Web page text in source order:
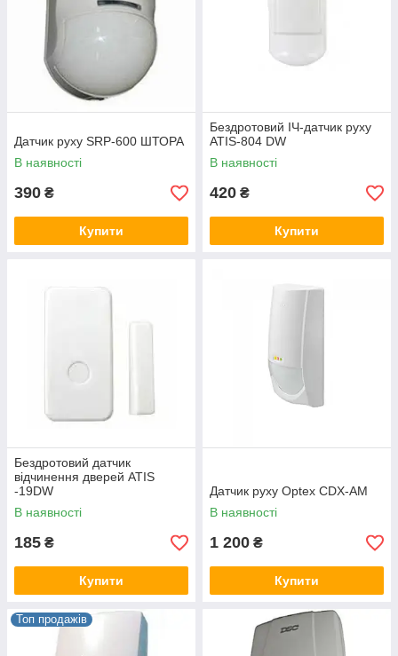
Датчик руху SRP-600 ШТОРА
В наявності
390 ₴
Купити
Бездротовий ІЧ-датчик руху
ATIS-804 DW
В наявності
420 ₴
Купити
Бездротовий датчик
відчинення дверей ATIS
-19DW
В наявності
185 ₴
Купити
Датчик руху Optex CDX-AM
В наявності
1 200 ₴
Купити
Топ продажів